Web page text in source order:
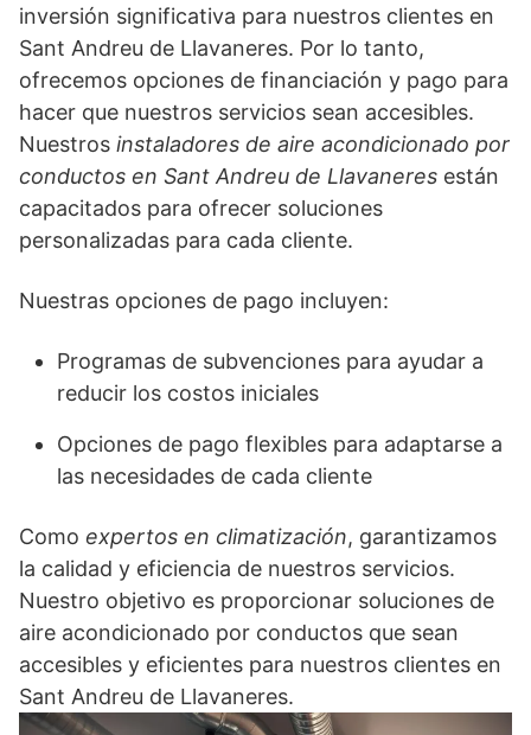
inversión significativa para nuestros clientes en
Sant Andreu de Llavaneres. Por lo tanto,
ofrecemos opciones de financiación y pago para
hacer que nuestros servicios sean accesibles.
Nuestros instaladores de aire acondicionado por
conductos en Sant Andreu de Llavaneres están
capacitados para ofrecer soluciones
personalizadas para cada cliente.
Nuestras opciones de pago incluyen:
Programas de subvenciones para ayudar a
reducir los costos iniciales
Opciones de pago flexibles para adaptarse a
las necesidades de cada cliente
Como expertos en climatización, garantizamos
la calidad y eficiencia de nuestros servicios.
Nuestro objetivo es proporcionar soluciones de
aire acondicionado por conductos que sean
accesibles y eficientes para nuestros clientes en
Sant Andreu de Llavaneres.